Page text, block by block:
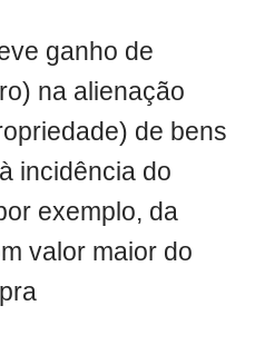
ganho de
na alienação
de bens
incidência do
exemplo, da
valor maior do